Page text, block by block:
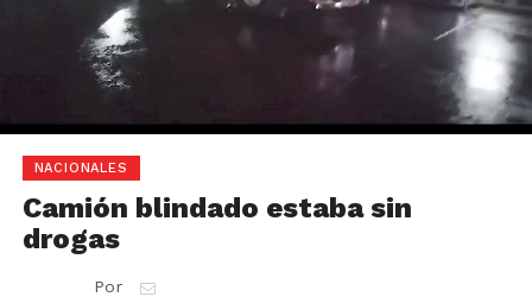
NACIONALES
Camión blindado estaba sin
drogas
Por